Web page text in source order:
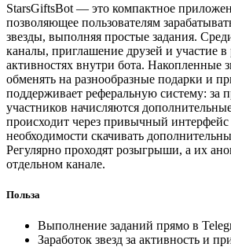
StarsGiftsBot — это компактное
позволяющее пользователям
звезды, выполняя простые задания.
каналы, приглашение друзей и участие
активностях внутри бота. Накопленные
обменять на разнообразные подарки и
поддерживает реферальную систему: за
участников начисляются
происходит через привычный интерфейс
необходимости скачивать
Регулярно проходят розыгрыши, а их
отдельном канале.
Польза
Выполнение заданий прямо в
Заработок звезд за активность и